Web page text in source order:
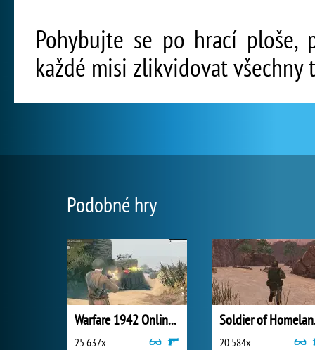
Pohybujte se po hrací ploše,
každé misi zlikvidovat
Podobné hry
Warfare 1942 Online Shooter
25 637x 20 584x